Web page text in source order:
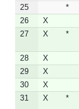
25
*
26
X
27
X *
28 X
29
X
30
X
31
X *